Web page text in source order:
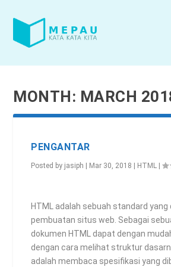
MONTH: MARCH
PENGANTAR
Posted by jasiph Mar 30, 2018 HTML |
HTML adalah sebuah standard yang
pembuatan situs web. Sebagai
dokumen HTML dapat dengan
dengan cara melihat struktur
adalah membaca spesifikasi yang